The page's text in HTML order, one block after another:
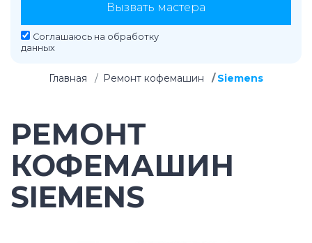
Вызвать мастера
Соглашаюсь на обработку
данных
Главная Ремонт кофемашин Siemens
РЕМОНТ
КОФЕМАШИН
SIEMENS